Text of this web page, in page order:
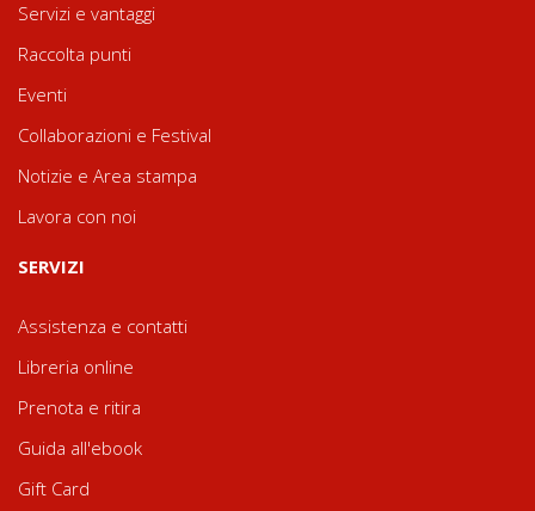
Servizi e vantaggi
Raccolta punti
Eventi
Collaborazioni e Festival
Notizie e Area stampa
Lavora con noi
SERVIZI
Assistenza e contatti
Libreria online
Prenota e ritira
Guida all'ebook
Gift Card